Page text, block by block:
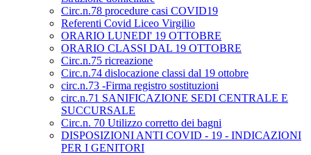
Circ.n.78 procedure casi COVID19
Referenti Covid Liceo Virgilio
ORARIO LUNEDI' 19 OTTOBRE
ORARIO CLASSI DAL 19 OTTOBRE
Circ.n.75 ricreazione
Circ.n.74 dislocazione classi dal 19 ottobre
circ.n.73 -Firma registro sostituzioni
circ.n.71 SANIFICAZIONE SEDI CENTRALE E
SUCCURSALE
Circ.n. 70 Utilizzo corretto dei bagni
DISPOSIZIONI ANTI COVID - 19 - INDICAZIONI
PER I GENITORI